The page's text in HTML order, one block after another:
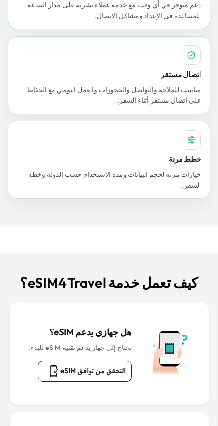
دعم متوفر في أي وقت مع خدمة عملاء بشرية على مدار الساعة
للمساعدة في الإعداد ومشاكل الاتصال.
اتصال مستقر
مناسب للملاحة والتواصل والحجوزات والعمل اليومي مع الحفاظ
على اتصال مستقر أثناء السفر.
خطط مرنة
خيارات مرنة لحجم البيانات ومدة الاستخدام حسب الدولة وخطة
السفر.
كيف تعمل خدمة eSIM4Travel؟
هل جهازي يدعم eSIM؟
تحتاج إلى جهاز يدعم تقنية eSIM للبدء.
التحقق من توافق eSIM